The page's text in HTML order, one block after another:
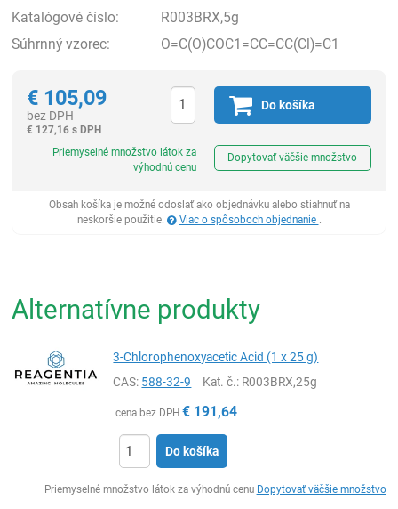
Katalógové číslo:
R003BRX,5g
Súhrnný vzorec:
O=C(O)COC1=CC=CC(Cl)=C1
€ 105,09
bez DPH
€ 127,16 s DPH
Do košíka
Priemyselné množstvo látok za
výhodnú cenu
Dopytovať väčšie množstvo
Obsah košíka je možné odoslať ako objednávku alebo stiahnuť na
neskoršie použitie.
Viac o spôsoboch objednanie .
Alternatívne produkty
3-Chlorophenoxyacetic Acid (1 x 25 g)
CAS: 588-32-9 Kat. č.: R003BRX,25g
cena bez DPH € 191,64
Do košíka
Priemyselné množstvo látok za výhodnú cenu Dopytovať väčšie množstvo